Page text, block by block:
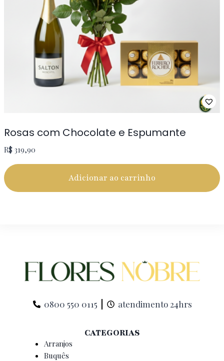
Rosas com Chocolate e Espumante
R$ 319,90
Adicionar ao carrinho
0800 550 0115 atendimento 24hrs
CATEGORIAS
Arranjos
Buquês